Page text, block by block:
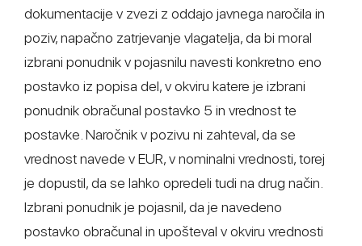
dokumentacije v zvezi z oddajo javnega naročila in
poziv, napačno zatrjevanje vlagatelja, da bi moral
izbrani ponudnik v pojasnilu navesti konkretno eno
postavko iz popisa del, v okviru katere je izbrani
ponudnik obračunal postavko 5 in vrednost te
postavke. Naročnik v pozivu ni zahteval, da se
vrednost navede v EUR, v nominalni vrednosti, torej
je dopustil, da se lahko opredeli tudi na drug način.
Izbrani ponudnik je pojasnil, da je navedeno
postavko obračunal in upošteval v okviru vrednosti